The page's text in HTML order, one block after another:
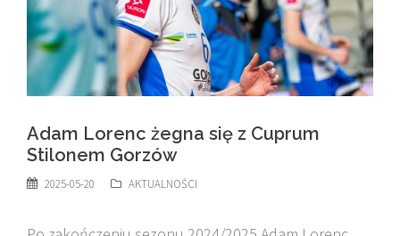
Adam Lorenc żegna się z Cuprum
Stilonem Gorzów
2025-05-20 AKTUALNOŚCI